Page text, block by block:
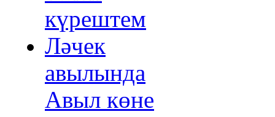
күрештем
Ләчек
авылында
Авыл көне